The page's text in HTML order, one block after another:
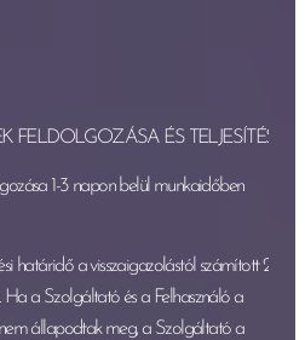
FELDOLGOZÁSA ÉS TELJESÍTÉS
1-3 napon belül munkaidőben
határidő a visszaigazolástól számított 2
Ha a Szolgáltató és a Felhasználó a
állapodtak meg, a Szolgáltató a